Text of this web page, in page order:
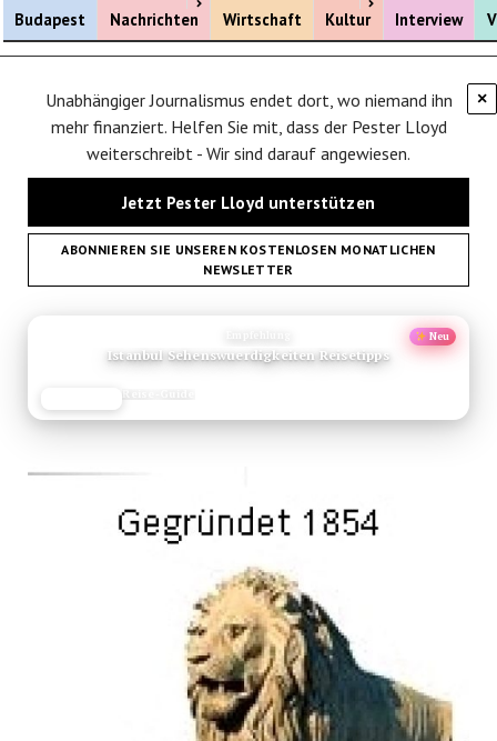
Budapest Nachrichten
Menü öffnen
Wirtschaft Kultur
Menü öffnen
Interview
×
Unabhängiger Journalismus endet dort, wo niemand ihn
mehr finanziert. Helfen Sie mit, dass der Pester Lloyd
weiterschreibt - Wir sind darauf angewiesen.
Jetzt Pester Lloyd unterstützen
ABONNIEREN SIE UNSEREN KOSTENLOSEN MONATLICHEN
NEWSLETTER
Neu
Istanbul Sehenswuerdigkeiten Reisetipps
Reise-Guide